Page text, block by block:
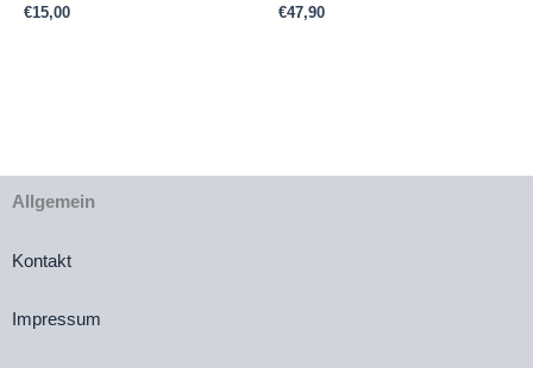
€15,00 €47,90
Allgemein
Kontakt
Impressum